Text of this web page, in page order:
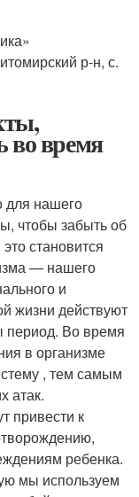
р-н, с.
во время
для нашего
чтобы забыть об
становится
— нашего
и
жизни действуют
период. Во время
в организме
, тем самым
атак.
привести к
ребенка.
мы используем